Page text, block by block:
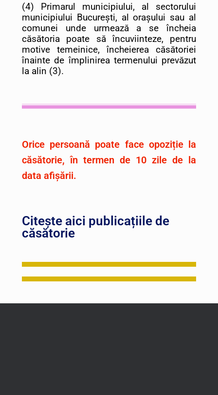
(4) Primarul municipiului, al sectorului
municipiului București, al orașului sau al
comunei unde urmează a se încheia
căsătoria poate să încuviinteze, pentru
motive temeinice, încheierea căsătoriei
înainte de împlinirea termenului prevăzut
la alin (3).
Orice persoană poate face opoziție la
căsătorie, în termen de 10 zile de la
data afișării.
Citește aici publicațiile de
căsătorie